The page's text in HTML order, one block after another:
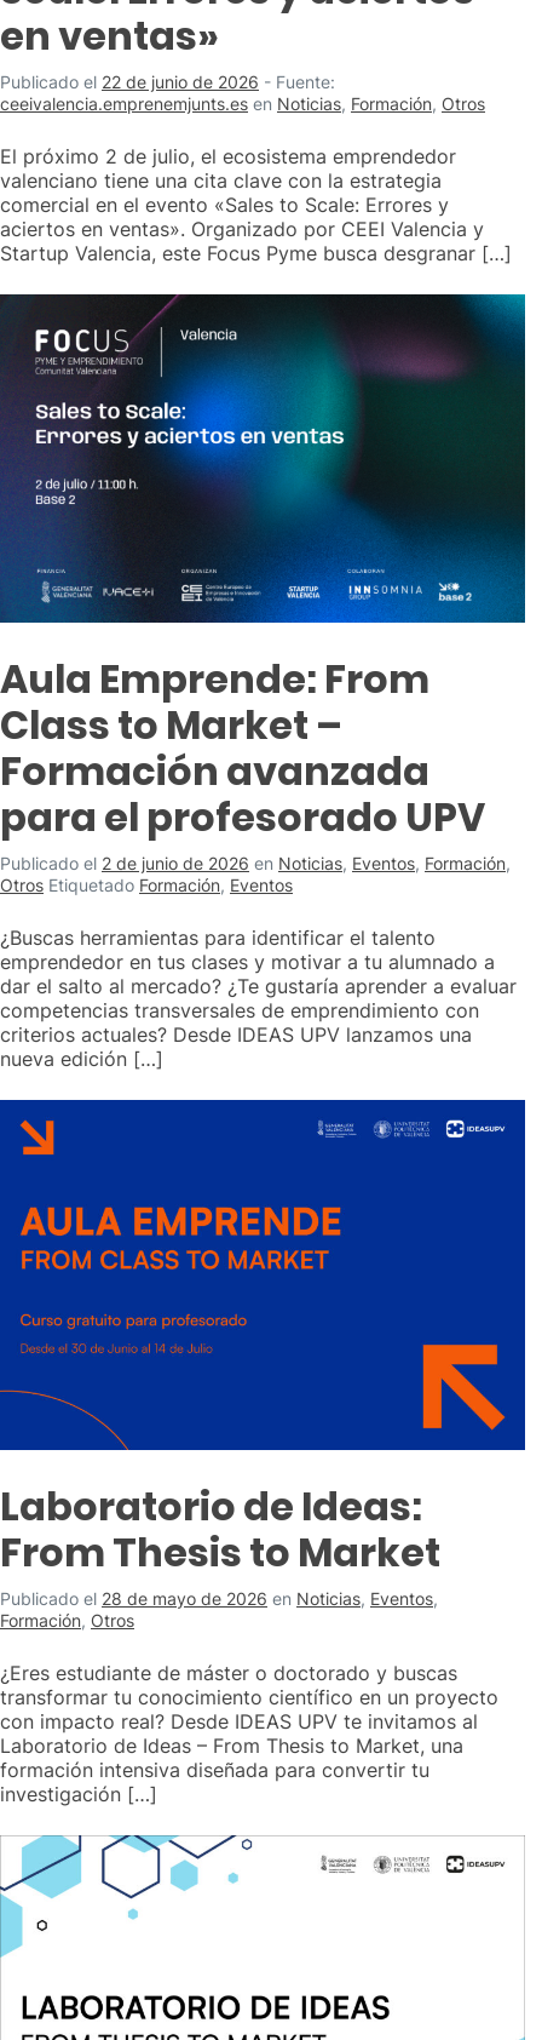
en ventas»
Publicado el 22 de junio de 2026 - Fuente:
ceeivalencia.emprenemjunts.es en Noticias, Formación, Otros
El próximo 2 de julio, el ecosistema emprendedor
valenciano tiene una cita clave con la estrategia
comercial en el evento «Sales to Scale: Errores y
aciertos en ventas». Organizado por CEEI Valencia y
Startup Valencia, este Focus Pyme busca desgranar […]
Aula Emprende: From
Class to Market –
Formación avanzada
para el profesorado UPV
Publicado el 2 de junio de 2026 en Noticias, Eventos, Formación,
Otros Etiquetado Formación, Eventos
¿Buscas herramientas para identificar el talento
emprendedor en tus clases y motivar a tu alumnado a
dar el salto al mercado? ¿Te gustaría aprender a evaluar
competencias transversales de emprendimiento con
criterios actuales? Desde IDEAS UPV lanzamos una
nueva edición […]
Laboratorio de Ideas:
From Thesis to Market
Publicado el 28 de mayo de 2026 en Noticias, Eventos,
Formación, Otros
¿Eres estudiante de máster o doctorado y buscas
transformar tu conocimiento científico en un proyecto
con impacto real? Desde IDEAS UPV te invitamos al
Laboratorio de Ideas – From Thesis to Market, una
formación intensiva diseñada para convertir tu
investigación […]